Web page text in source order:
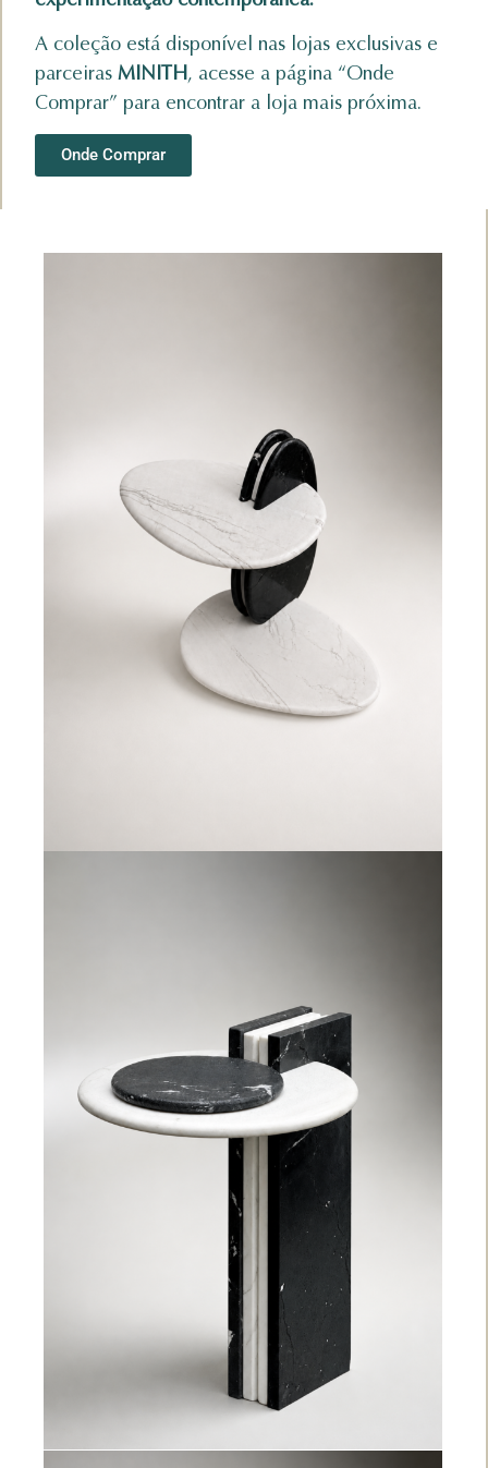
A coleção está disponível nas lojas exclusivas e
parceiras MINITH, acesse a página “Onde
Comprar” para encontrar a loja mais próxima.
Onde Comprar